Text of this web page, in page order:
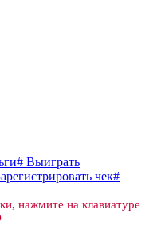
# Выиграть
чек#
нажмите на клавиатуре